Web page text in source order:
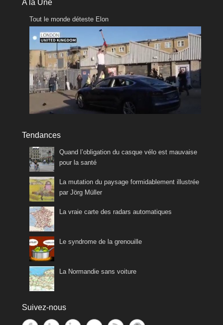
A la Une
Tout le monde déteste Elon
Tendances
Quand l’obligation du casque vélo est mauvaise
pour la santé
La mutation du paysage formidablement illustrée
par Jörg Müller
La vraie carte des radars automatiques
Le syndrome de la grenouille
La Normandie sans voiture
Suivez-nous